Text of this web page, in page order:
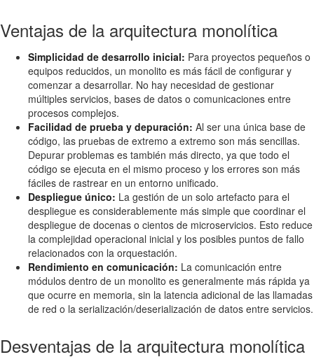
Ventajas de la arquitectura monolítica
Simplicidad de desarrollo inicial: Para proyectos pequeños o
equipos reducidos, un monolito es más fácil de configurar y
comenzar a desarrollar. No hay necesidad de gestionar
múltiples servicios, bases de datos o comunicaciones entre
procesos complejos.
Facilidad de prueba y depuración: Al ser una única base de
código, las pruebas de extremo a extremo son más sencillas.
Depurar problemas es también más directo, ya que todo el
código se ejecuta en el mismo proceso y los errores son más
fáciles de rastrear en un entorno unificado.
Despliegue único: La gestión de un solo artefacto para el
despliegue es considerablemente más simple que coordinar el
despliegue de docenas o cientos de microservicios. Esto reduce
la complejidad operacional inicial y los posibles puntos de fallo
relacionados con la orquestación.
Rendimiento en comunicación: La comunicación entre
módulos dentro de un monolito es generalmente más rápida ya
que ocurre en memoria, sin la latencia adicional de las llamadas
de red o la serialización/deserialización de datos entre servicios.
Desventajas de la arquitectura monolítica